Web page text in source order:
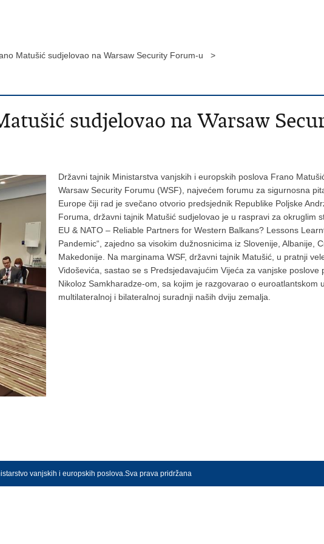
Matušić sudjelovao na Warsaw Security Forum-u >
sudjelovao na Warsaw
Državni tajnik Ministarstva vanjskih i europskih poslova Frano
Warsaw Security Forumu (WSF), najvećem forumu za sigurnosna
Europe čiji rad je svečano otvorio predsjednik Republike Poljske
Foruma, državni tajnik Matušić sudjelovao je u raspravi za okruglim
EU & NATO – Reliable Partners for Western Balkans? Lessons
Pandemic“, zajedno sa visokim dužnosnicima iz Slovenije, Albanije,
Makedonije. Na marginama WSF, državni tajnik Matušić, u pratnji
Vidoševića, sastao se s Predsjedavajućim Vijeća za vanjske poslove
Nikoloz Samkharadze-om, sa kojim je razgovarao o euroatlantskom
multilateralnoj i bilateralnoj suradnji naših dviju zemalja.
vanjskih i europskih poslova.Sva prava pridržana